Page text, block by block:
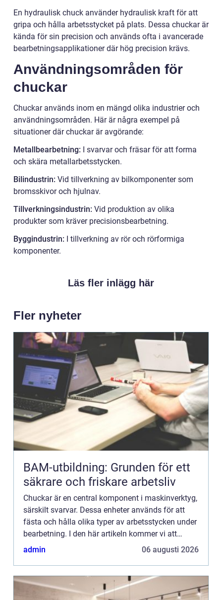
En hydraulisk chuck använder hydraulisk kraft för att
gripa och hålla arbetsstycket på plats. Dessa chuckar är
kända för sin precision och används ofta i avancerade
bearbetningsapplikationer där hög precision krävs.
Användningsområden för
chuckar
Chuckar används inom en mängd olika industrier och
användningsområden. Här är några exempel på
situationer där chuckar är avgörande:
Metallbearbetning: I svarvar och fräsar för att forma
och skära metallarbetsstycken.
Bilindustrin: Vid tillverkning av bilkomponenter som
bromsskivor och hjulnav.
Tillverkningsindustrin: Vid produktion av olika
produkter som kräver precisionsbearbetning.
Byggindustrin: I tillverkning av rör och rörformiga
komponenter.
Läs fler inlägg här
Fler nyheter
BAM-utbildning: Grunden för ett
säkrare och friskare arbetsliv
Chuckar är en central komponent i maskinverktyg,
särskilt svarvar. Dessa enheter används för att
fästa och hålla olika typer av arbetsstycken under
bearbetning. I den här artikeln kommer vi att
utforska chuckar, de...
admin 06 augusti 2026